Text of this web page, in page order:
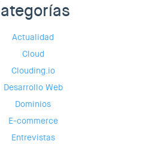
Actualidad
Cloud
Clouding.io
Desarrollo Web
Dominios
E-commerce
Entrevistas